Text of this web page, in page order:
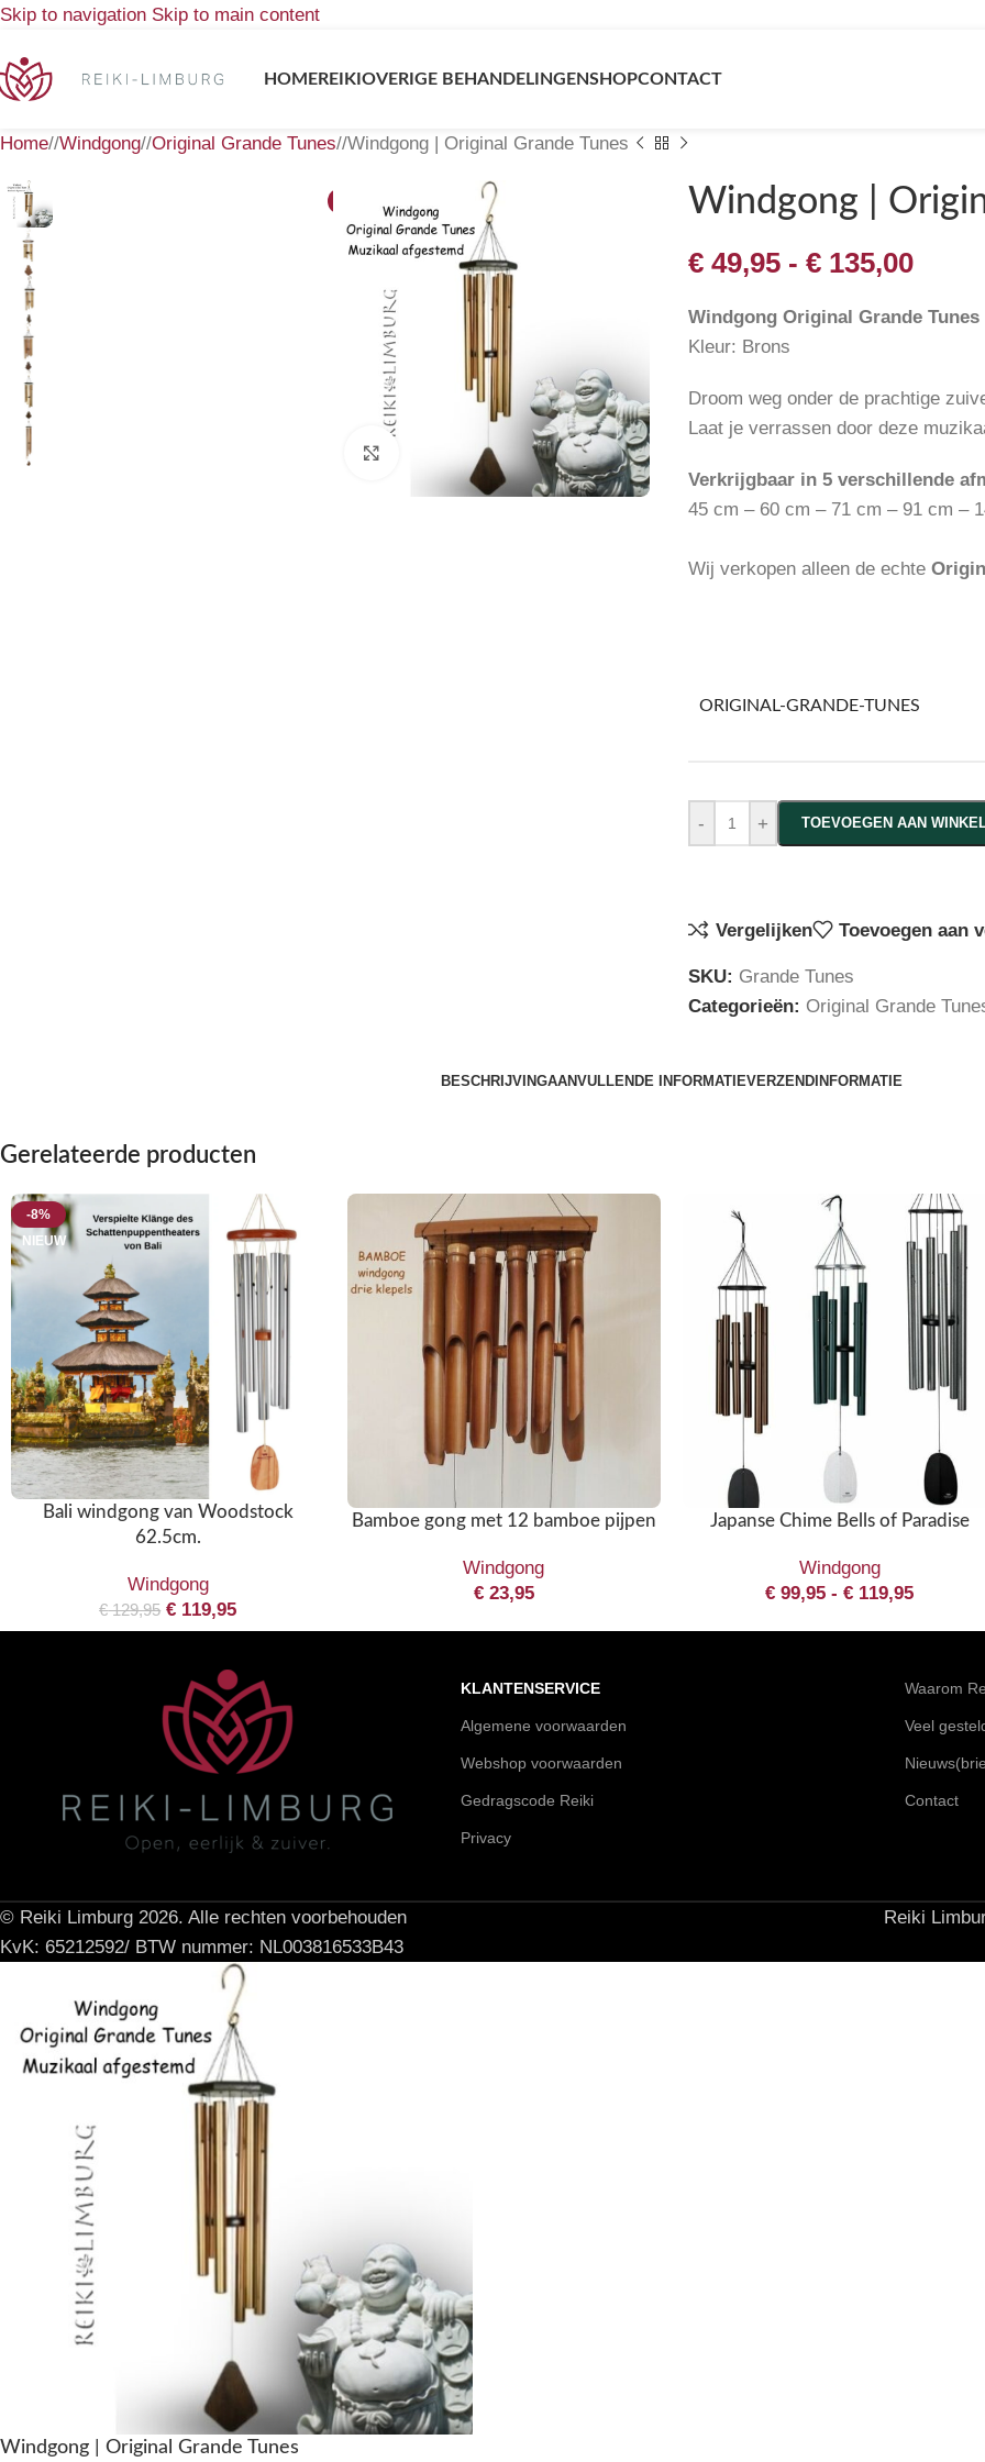
Skip to navigation Skip to main content
HOMEREIKIOVERIGE BEHANDELINGENSHOPCONTACT
Home/ Windgong/ Original Grande Tunes/ Windgong | Original Grande Tunes
Klik om te vergroten
Windgong |
€49,95 - €135,00
Windgong Original Grande Tunes
Kleur: Brons
Droom weg onder de prachtige
Laat je verrassen door deze
Verkrijgbaar in 5 verschillende
45 cm – 60 cm – 71 cm – 91 cm –
Wij verkopen alleen de echte
ORIGINAL-GRANDE-TUNES
- + TOEVOEGEN AAN
Vergelijken Toevoegen aan
SKU: Grande Tunes
Categorieën: Original Grande
BESCHRIJVINGAANVULLENDE INFORMATIEVERZENDINFORMATIE
Gerelateerde producten
-8%
NIEUW
Bali windgong van Woodstock
62.5cm.
Windgong
€129,95 € 119,95
Bamboe gong met 12 bamboe pijpen
Windgong
€23,95
Japanse Chime Bells of Paradise
Windgong
€ 99,95 - € 119,95
KLANTENSERVICE
Algemene voorwaarden
Webshop voorwaarden
Gedragscode Reiki
Privacy
Waarom
Veel
Contact
© Reiki Limburg 2026. Alle rechten voorbehouden
KvK: 65212592/ BTW nummer: NL003816533B43
Reiki
Windgong | Original Grande Tunes